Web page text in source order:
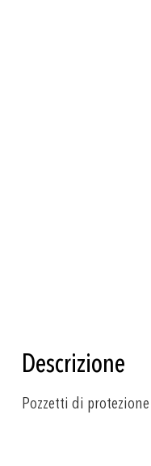
di
immagini
Descrizione
Pozzetti di